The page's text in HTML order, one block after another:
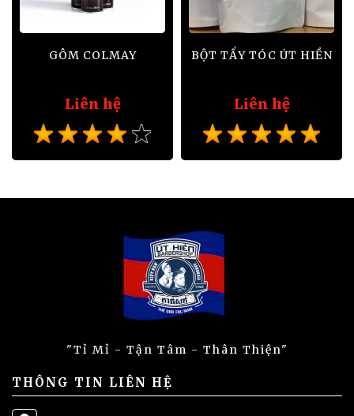
GÔM COLMAY
Liên hệ
BỘT TẨY TÓC ÚT HIỀN
Liên hệ
"Tỉ Mỉ - Tận Tâm - Thân Thiện"
THÔNG TIN LIÊN HỆ